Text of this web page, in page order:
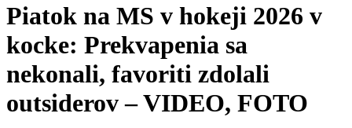
Piatok na MS v hokeji 2026 v
kocke: Prekvapenia sa
nekonali, favoriti zdolali
outsiderov – VIDEO, FOTO